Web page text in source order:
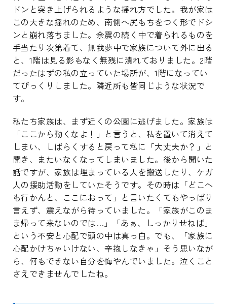
ドンと突き上げられるような揺れ方でした。我が家は
この大きな揺れのため、南側へ尻もちをつく形でドシ
ンと崩れ落ちました。余震の続く中で着られるものを
手当たり次第着て、無我夢中で家族について外に出る
と、1階は見る影もなく無残に潰れておりました。2階
だったはずの私の立っていた場所が、1階になってい
てびっくりしました。隣近所も皆同じような状況で
す。
私たち家族は、まず近くの公園に逃げました。家族は
「ここから動くなよ！」と言うと、私を置いて消えて
しまい、しばらくすると戻って私に「大丈夫か？」と
聞き、またいなくなってしまいました。後から聞いた
話ですが、家族は埋まっている人を搬送したり、ケガ
人の援助活動をしていたそうです。その時は「どこへ
も行かんと、ここにおって」と言いたくてもやっぱり
言えず、震えながら待っていました。「家族がこのま
ま帰って来ないのでは…」「あぁ、しっかりせねば」
という不安と心配で頭の中は真っ白。でも、「家族に
心配かけちゃいけない、辛抱しなきゃ」そう思いなが
ら、何もできない自分を悔やんでいました。泣くこと
さえできませんでしたね。